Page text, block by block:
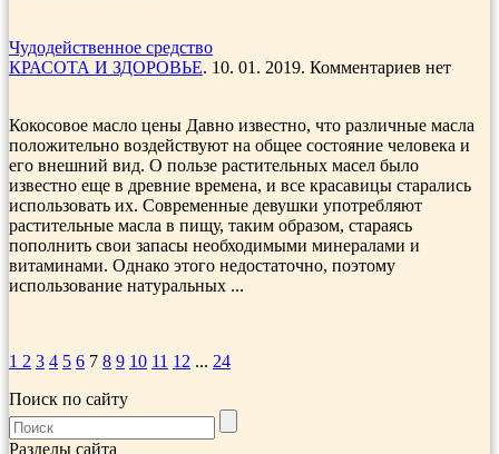
Чудодейственное средство
КРАСОТА И ЗДОРОВЬЕ. 10. 01. 2019. Комментариев нет
Кокосовое масло цены Давно известно, что различные масла
положительно воздействуют на общее состояние человека и
его внешний вид. О пользе растительных масел было
известно еще в древние времена, и все красавицы старались
использовать их. Современные девушки употребляют
растительные масла в пищу, таким образом, стараясь
пополнить свои запасы необходимыми минералами и
витаминами. Однако этого недостаточно, поэтому
использование натуральных ...
1 2 3 4 5 6 7 8 9 10 11 12 ... 24
Поиск по сайту
Разделы сайта